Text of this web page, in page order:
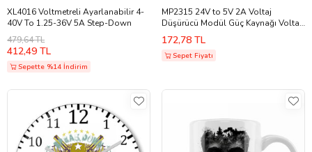
XL4016 Voltmetreli Ayarlanabilir 4-
40V To 1.25-36V 5A Step-Down
479,64 TL
412,49 TL
Sepette %14 İndirim
MP2315 24V to 5V 2A Voltaj
Düşürücü Modül Güç Kaynağı Voltaj
Ayarlanabilir ve Sabit Çıkış Step
Down
172,78 TL
Sepet Fiyatı